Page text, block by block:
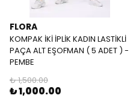
FLORA
KOMPAK İKİ İPLİK KADIN LASTİKLİ
PAÇA ALT EŞOFMAN ( 5 ADET ) -
PEMBE
₺ 1,500.00
₺ 1,000.00